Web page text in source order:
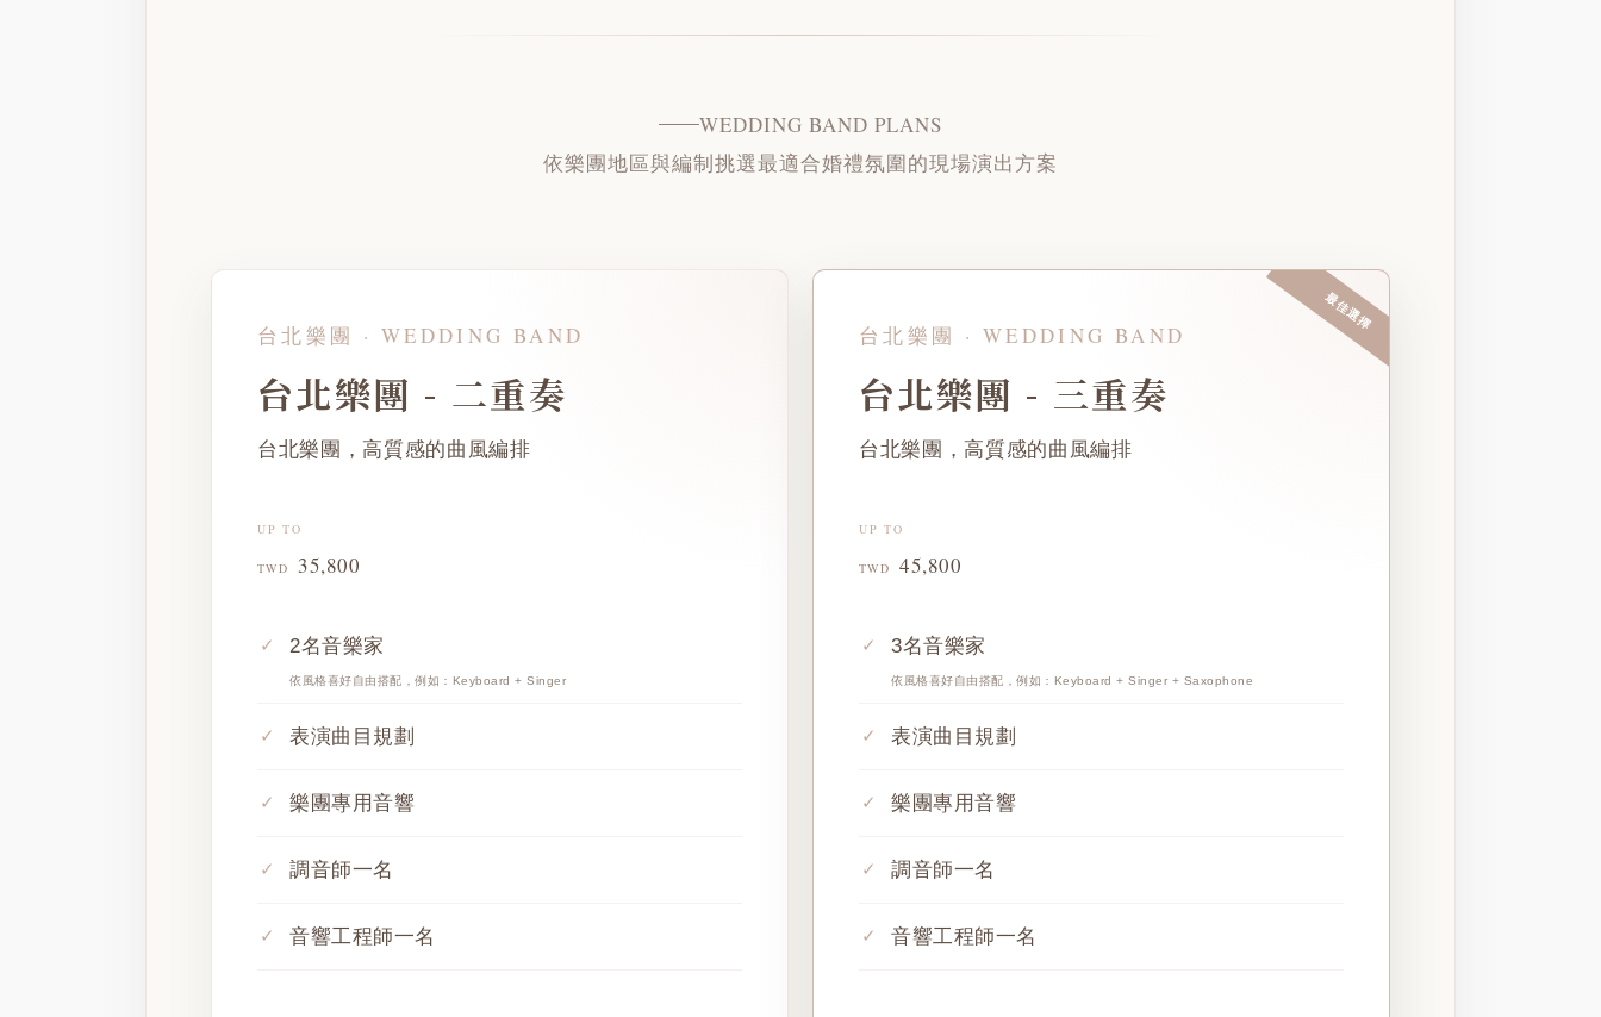
WEDDING BAND PLANS
依樂團地區與編制挑選最適合婚禮氛圍的現場演出方案
台北樂團 · WEDDING BAND
台北樂團 - 二重奏
台北樂團，高質感的曲風編排
UP TO
TWD 35,800
2名音樂家
依風格喜好自由搭配，例如：Keyboard + Singer
表演曲目規劃
樂團專用音響
調音師一名
音響工程師一名
最佳選擇
台北樂團 · WEDDING BAND
台北樂團 - 三重奏
台北樂團，高質感的曲風編排
UP TO
TWD 45,800
3名音樂家
依風格喜好自由搭配，例如：Keyboard + Singer + Saxophone
表演曲目規劃
樂團專用音響
調音師一名
音響工程師一名